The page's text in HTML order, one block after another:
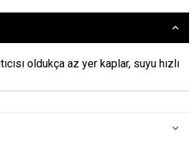
oldukça az yer kaplar, suyu hızlı